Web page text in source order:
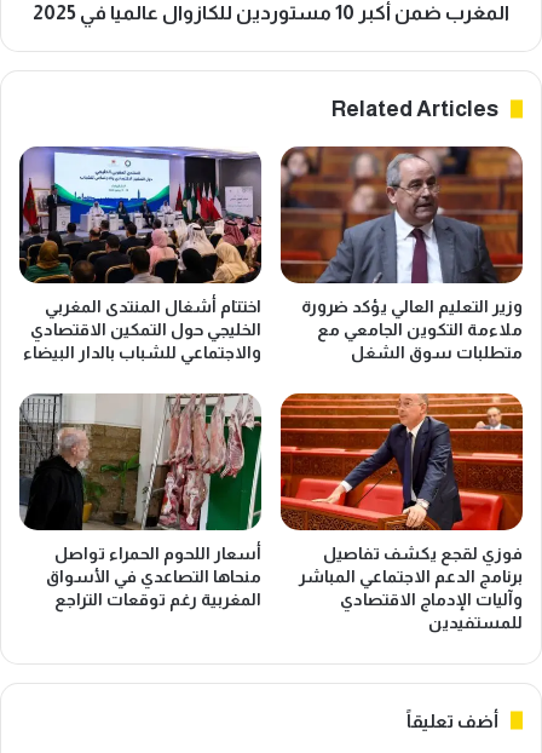
المغرب ضمن أكبر 10 مستوردين للكازوال عالميا في 2025
Related Articles
وزير التعليم العالي يؤكد ضرورة
ملاءمة التكوين الجامعي مع
متطلبات سوق الشغل
اختتام أشغال المنتدى المغربي
الخليجي حول التمكين الاقتصادي
والاجتماعي للشباب بالدار البيضاء
فوزي لقجع يكشف تفاصيل
برنامج الدعم الاجتماعي المباشر
وآليات الإدماج الاقتصادي
للمستفيدين
أسعار اللحوم الحمراء تواصل
منحاها التصاعدي في الأسواق
المغربية رغم توقعات التراجع
أضف تعليقاً